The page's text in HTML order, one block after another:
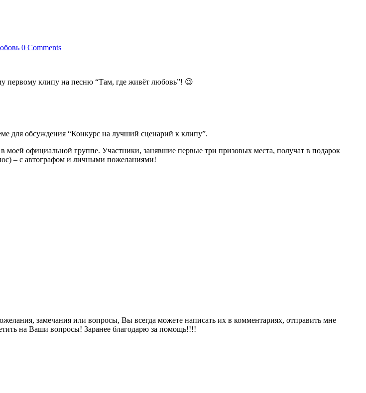
0 Comments
первому клипу на песню “Там, где живёт любовь”! 😉
для обсуждения “Конкурс на лучший сценарий к клипу”.
моей официальной группе. Участники, занявшие первые три призовых места, получат в подарок
– с автографом и личными пожеланиями!
замечания или вопросы, Вы всегда можете написать их в комментариях, отправить мне
на Ваши вопросы! Заранее благодарю за помощь!!!!